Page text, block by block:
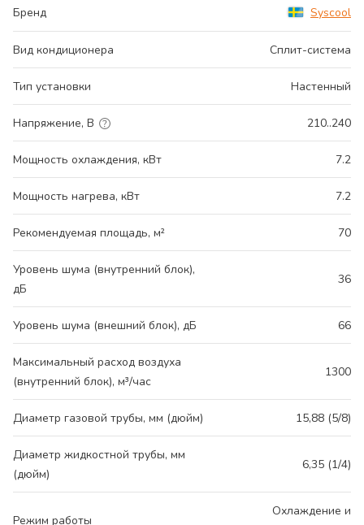
Бренд Syscool
Вид кондиционера Сплит-система
Тип установки Настенный
Напряжение, В 210..240
Мощность охлаждения, кВт 7.2
Мощность нагрева, кВт 7.2
Рекомендуемая площадь, м² 70
Уровень шума (внутренний блок),
дБ
36
Уровень шума (внешний блок), дБ 66
Максимальный расход воздуха
(внутренний блок), м³/час
1300
Диаметр газовой трубы, мм (дюйм) 15,88 (5/8)
Диаметр жидкостной трубы, мм
(дюйм)
6,35 (1/4)
Режим работы
Охлаждение и